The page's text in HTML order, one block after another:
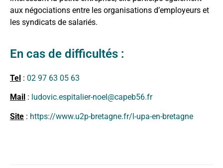
aux négociations entre les organisations d’employeurs et
les syndicats de salariés.
En cas de difficultés :
Tel : 02 97 63 05 63
Mail : ludovic.espitalier-noel@capeb56.fr
Site : https://www.u2p-bretagne.fr/l-upa-en-bretagne